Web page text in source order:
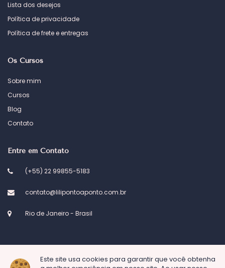
Este site usa cookies para garantir que você obtenha
Lista dos desejos
Política de privacidade
Política de frete e entregas
Os Cursos
Sobre mim
Cursos
Blog
Contato
Entre em Contato
(+55) 22 99855-5183
contato@lilipontoaponto.com.br
Rio de Janeiro - Brasil